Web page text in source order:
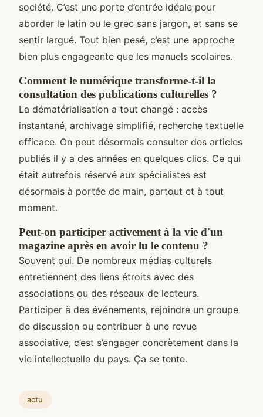
société. C’est une porte d’entrée idéale pour
aborder le latin ou le grec sans jargon, et sans se
sentir largué. Tout bien pesé, c’est une approche
bien plus engageante que les manuels scolaires.
Comment le numérique transforme-t-il la
consultation des publications culturelles ?
La dématérialisation a tout changé : accès
instantané, archivage simplifié, recherche textuelle
efficace. On peut désormais consulter des articles
publiés il y a des années en quelques clics. Ce qui
était autrefois réservé aux spécialistes est
désormais à portée de main, partout et à tout
moment.
Peut-on participer activement à la vie d'un
magazine après en avoir lu le contenu ?
Souvent oui. De nombreux médias culturels
entretiennent des liens étroits avec des
associations ou des réseaux de lecteurs.
Participer à des événements, rejoindre un groupe
de discussion ou contribuer à une revue
associative, c’est s’engager concrètement dans la
vie intellectuelle du pays. Ça se tente.
actu